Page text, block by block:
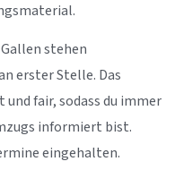
stehen
erster Stelle. Das
fair, sodass du immer
informiert bist.
eingehalten.